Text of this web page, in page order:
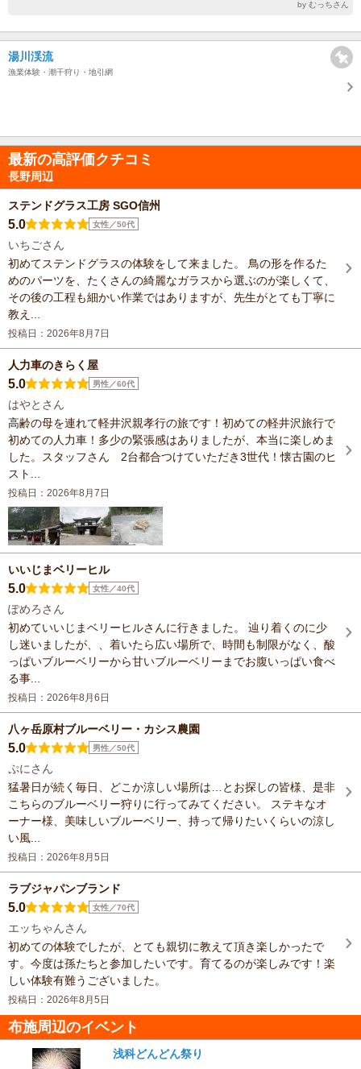
by むっちさん
湯川渓流
漁業体験・潮干狩り・地引網
最新の高評価クチコミ
長野周辺
ステンドグラス工房 SGO信州
5.0 女性／50代
いちごさん
初めてステンドグラスの体験をして来ました。 鳥の形を作るた
めのパーツを、たくさんの綺麗なガラスから選ぶのが楽しくて、
その後の工程も細かい作業ではありますが、先生がとても丁寧に
教え...
投稿日：2026年8月7日
人力車のきらく屋
5.0 男性／60代
はやとさん
高齢の母を連れて軽井沢親孝行の旅です！初めての軽井沢旅行で
初めての人力車！多少の緊張感はありましたが、本当に楽しめま
した。スタッフさん 2台都合つけていただき3世代！懐古園のヒ
スト...
投稿日：2026年8月7日
いいじまベリーヒル
5.0 女性／40代
ぽめろさん
初めていいじまベリーヒルさんに行きました。 辿り着くのに少
し迷いましたが、、着いたら広い場所で、時間も制限がなく、酸
っぱいブルーベリーから甘いブルーベリーまでお腹いっぱい食べ
る事...
投稿日：2026年8月6日
八ヶ岳原村ブルーベリー・カシス農園
5.0 男性／50代
ぷにさん
猛暑日が続く毎日、どこか涼しい場所は…とお探しの皆様、是非
こちらのブルーベリー狩りに行ってみてください。 ステキなオ
ーナー様、美味しいブルーベリー、持って帰りたいくらいの涼し
い風...
投稿日：2026年8月5日
ラブジャパンブランド
5.0 女性／70代
エッちゃんさん
初めての体験でしたが、とても親切に教えて頂き楽しかったで
す。今度は孫たちと参加したいです。育てるのが楽しみです！楽
しい体験有難うございました。
投稿日：2026年8月5日
布施周辺のイベント
浅科どんどん祭り